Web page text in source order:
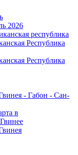
2026
республика
Республика
Республика
- Габон - Сан-
в